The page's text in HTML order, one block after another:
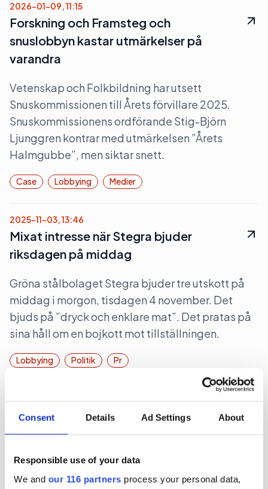
Consent Details Ad Settings About
Responsible use of your data
We and our 116 partners process your personal data,
2026-01-09, 11:15
Forskning och Framsteg och
snuslobbyn kastar utmärkelser på
varandra
Vetenskap och Folkbildning har utsett
Snuskommissionen till Årets förvillare 2025.
Snuskommissionens ordförande Stig-Björn
Ljunggren kontrar med utmärkelsen ”Årets
Halmgubbe”, men siktar snett.
Case Lobbying Medier
2025-11-03, 13:46
Mixat intresse när Stegra bjuder
riksdagen på middag
Gröna stålbolaget Stegra bjuder tre utskott på
middag i morgon, tisdagen 4 november. Det
bjuds på ”dryck och enklare mat”. Det pratas på
sina håll om en bojkott mot tillställningen.
Lobbying Politik Pr
The Swedish Thing blir byrå för
civilsamhället
The Swedish Thing, startade 2023 som en pa-
byrå med S-stämpel. Nu tar byrån en ny position